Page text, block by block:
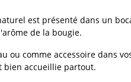
est présenté dans un
de la bougie.
ou comme accessoire dans
bien accueillie partout.